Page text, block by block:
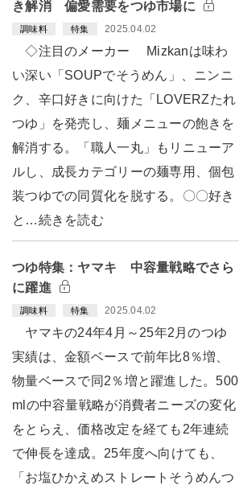
き解消 偏愛需要をつゆ市場に
調味料 特集 2025.04.02
◇注目のメーカー Mizkanは味わ
い深い「SOUPでそうめん」、ニンニ
ク、辛口好きに向けた「LOVERZたれ
つゆ」を発売し、麺メニューの飽きを
解消する。「職人一丸」もリニューア
ルし、成長カテゴリーの麺専用、個包
装つゆでの同質化を脱する。〇〇好き
と…続きを読む
つゆ特集：ヤマキ 中容量戦略でさら
に躍進
調味料 特集 2025.04.02
ヤマキの24年4月～25年2月のつゆ
実績は、金額ベースで前年比8％増、
物量ベースで同2％増と躍進した。500
mlの中容量戦略が消費者ニーズの変化
をとらえ、価格改定を経ても2年連続
で伸長を達成。25年度へ向けても、
「お塩ひかえめストレートそうめんつ